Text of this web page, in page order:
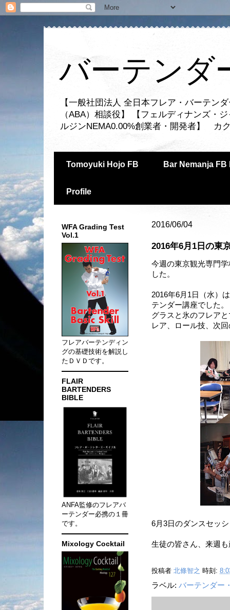
バーテンダ
【一般社団法人 全日本フレア・バーテン
（ABA）相談役】 【フェルディナンズ・
ルジンNEMA0.00%創業者・開発者】 カ
Tomoyuki Hojo FB Bar Nemanja FB
Profile
2016/06/04
2016年6月1日の東
今週の東京観光専門
した。
2016年6月1日（水）
テンダー講座でした。
グラスと氷のフレア
レア、ロール技、次
6月3日のダンスセッ
生徒の皆さん、来週
投稿者 北條智之 時刻:
ラベル: バーテンダー
WFA Grading Test
Vol.1
フレアバーテンディン
グの基礎技術を解説し
たＤＶＤです。
FLAIR
BARTENDERS
BIBLE
ANFA監修のフレアバ
ーテンダー必携の１冊
です。
Mixology Cocktail